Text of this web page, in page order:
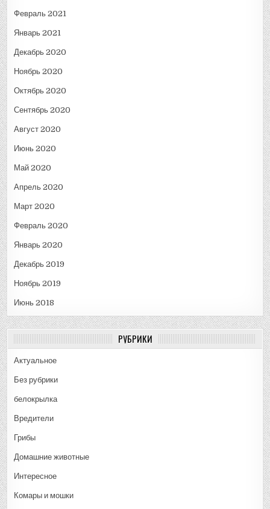
Февраль 2021
Январь 2021
Декабрь 2020
Ноябрь 2020
Октябрь 2020
Сентябрь 2020
Август 2020
Июнь 2020
Май 2020
Апрель 2020
Март 2020
Февраль 2020
Январь 2020
Декабрь 2019
Ноябрь 2019
Июнь 2018
РУБРИКИ
Актуальное
Без рубрики
белокрылка
Вредители
Грибы
Домашние животные
Интересное
Комары и мошки